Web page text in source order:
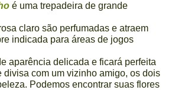
é uma trepadeira de grande
claro são perfumadas e atraem
indicada para áreas de jogos
aparência delicada e ficará perfeita
divisa com um vizinho amigo, os dois
Podemos encontrar suas flores